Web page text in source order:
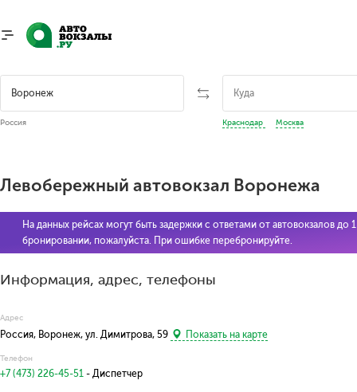
Россия Краснодар Москва
Левобережный автовокзал Воронежа
На данных рейсах могут быть задержки с ответами от автовокзалов до
бронировании, пожалуйста. При ошибке перебронируйте.
Информация, адрес, телефоны
Адрес
Россия, Воронеж, ул. Димитрова, 59 Показать на карте
Телефон
+7 (473) 226-45-51 - Диспетчер